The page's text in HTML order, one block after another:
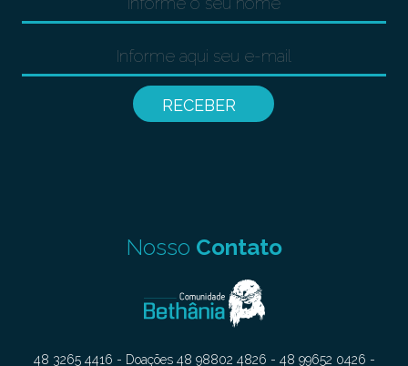
Nosso Contato
48 3265 4416 - Doações 48 98802 4826 - 48 99652 0426 -